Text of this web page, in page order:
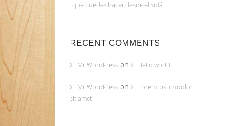
que puedes hacer desde el sofá
RECENT COMMENTS
Mr WordPresson Hello world!
Mr WordPresson
Lorem ipsum dolor
sit amet